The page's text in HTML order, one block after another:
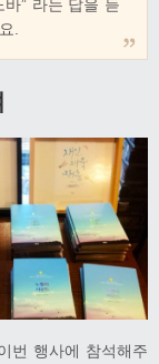
” 라는 답을 듣
.
번 행사에 참석해주